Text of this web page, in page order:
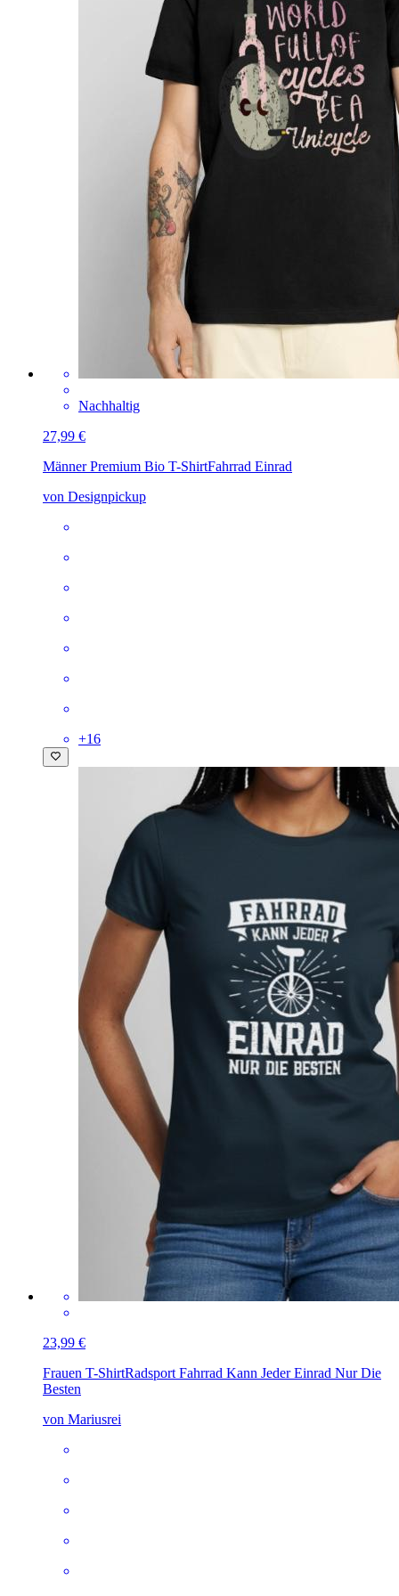
Nachhaltig
27,99 €
Männer Premium Bio T-ShirtFahrrad Einrad
von Designpickup
+16
23,99 €
Frauen T-ShirtRadsport Fahrrad Kann Jeder Einrad Nur Die
Besten
von Mariusrei